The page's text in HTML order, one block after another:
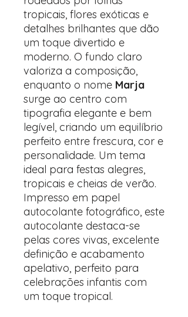
tropicais, flores exóticas e
detalhes brilhantes que dão
um toque divertido e
moderno. O fundo claro
valoriza a composição,
enquanto o nome Marja
surge ao centro com
tipografia elegante e bem
legível, criando um equilíbrio
perfeito entre frescura, cor e
personalidade. Um tema
ideal para festas alegres,
tropicais e cheias de verão.
Impresso em papel
autocolante fotográfico, este
autocolante destaca-se
pelas cores vivas, excelente
definição e acabamento
apelativo, perfeito para
celebrações infantis com
um toque tropical.